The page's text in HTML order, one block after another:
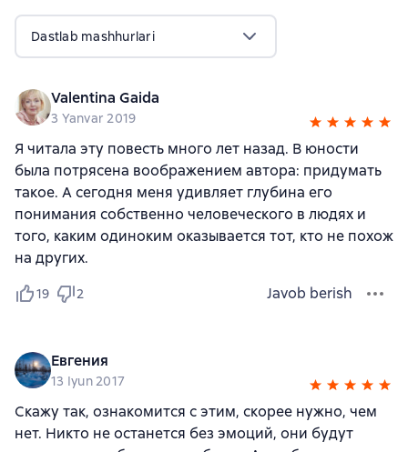
Dastlab mashhurlari
Valentina Gaida
3 Yanvar 2019
Я читала эту повесть много лет назад. В юности
была потрясена воображением автора: придумать
такое. А сегодня меня удивляет глубина его
понимания собственно человеческого в людях и
того, каким одиноким оказывается тот, кто не похож
на других.
19 2 Javob berish
Евгения
13 Iyun 2017
Скажу так, ознакомится с этим, скорее нужно, чем
нет. Никто не останется без эмоций, они будут